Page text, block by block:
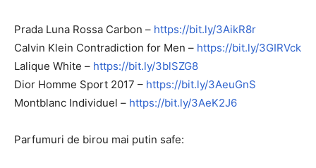
Prada Luna Rossa Carbon – https://bit.ly/3AikR8r
Calvin Klein Contradiction for Men – https://bit.ly/3GIRVck
Lalique White – https://bit.ly/3blSZG8
Dior Homme Sport 2017 – https://bit.ly/3AeuGnS
Montblanc Individuel – https://bit.ly/3AeK2J6
Parfumuri de birou mai putin safe: